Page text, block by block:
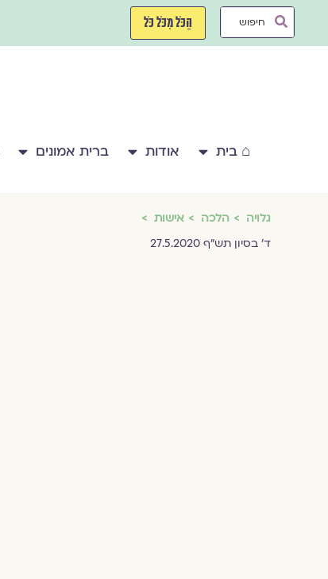
Search
הַכֹּל מִכֹּל כֹּל
⌂ בית אודות ברית אמונים
גלויה הלכה
אישות
ד' בסיון תש"ף 27.5.2020